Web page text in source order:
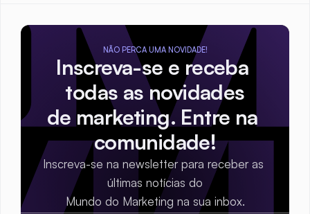
NÃO PERCA UMA NOVIDADE!
Inscreva-se e receba
todas as novidades
de marketing. Entre na
comunidade!
Inscreva-se na newsletter para receber as
últimas notícias do
Mundo do Marketing na sua inbox.